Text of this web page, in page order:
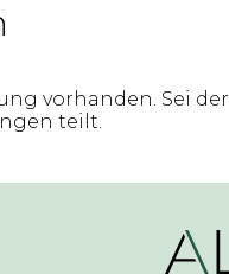
vorhanden. Sei der
teilt.